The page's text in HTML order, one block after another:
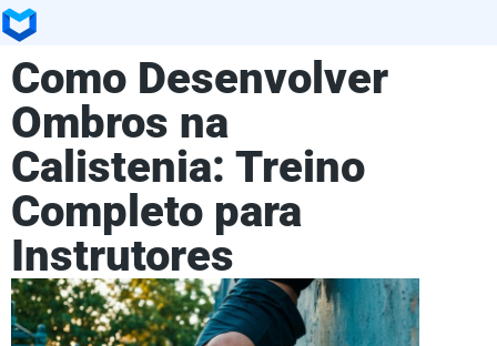
Como Desenvolver
Ombros na
Calistenia: Treino
Completo para
Instrutores